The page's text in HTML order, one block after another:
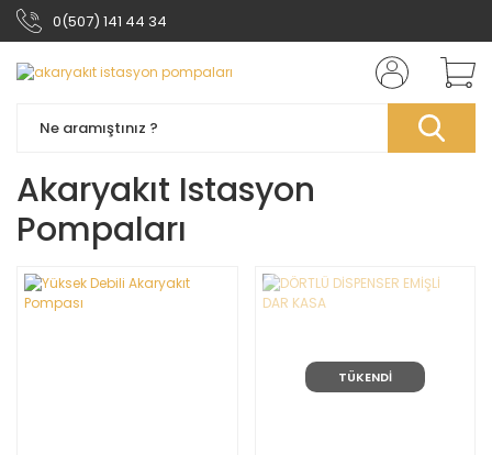
0(507) 141 44 34
Akaryakıt Istasyon
Pompaları
TÜKENDİ